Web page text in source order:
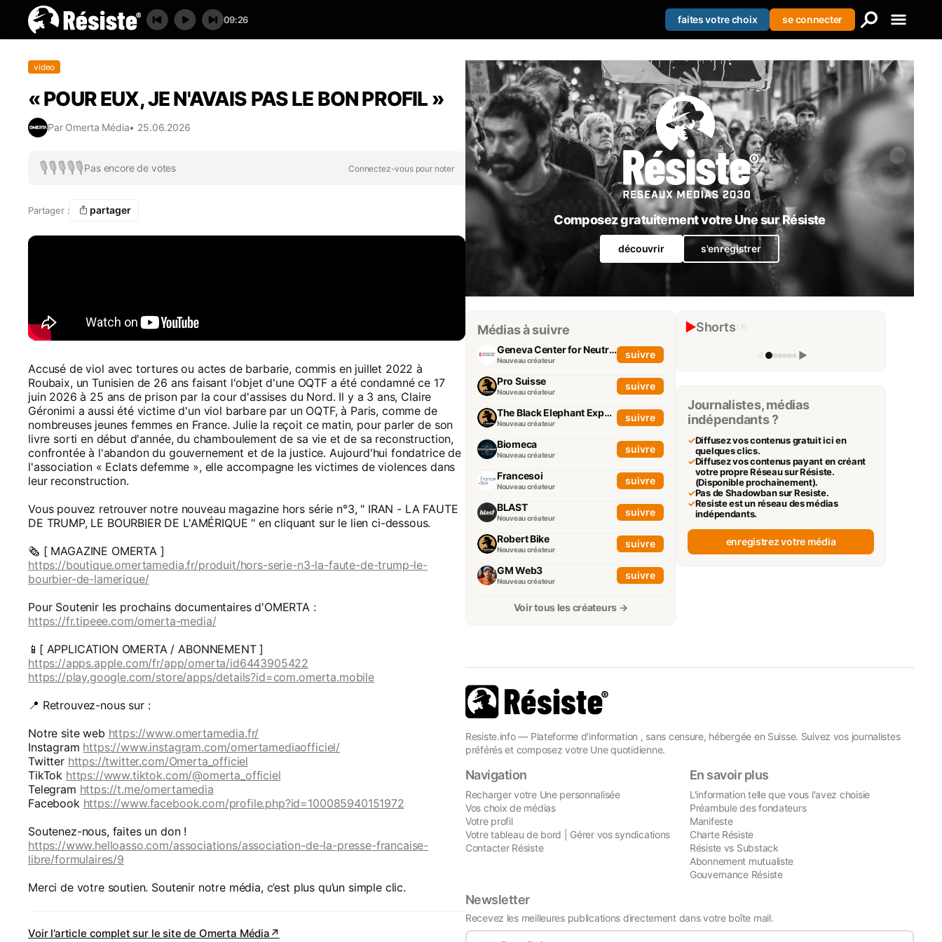
09:26 faites votre choix se connecter
Se connecter
S'enregistrer
video
« POUR EUX, JE N'AVAIS PAS LE BON PROFIL »
Par Omerta Média• 25.06.2026
🎙️🎙️🎙️🎙️🎙️Pas encore de votes Connectez-vous pour noter
Partager : partager
Accusé de viol avec tortures ou actes de barbarie, commis en juillet 2022 à
Roubaix, un Tunisien de 26 ans faisant l'objet d'une OQTF a été condamné ce 17
juin 2026 à 25 ans de prison par la cour d'assises du Nord. Il y a 3 ans, Claire
Géronimi a aussi été victime d'un viol barbare par un OQTF, à Paris, comme de
nombreuses jeunes femmes en France. Julie la reçoit ce matin, pour parler de son
livre sorti en début d'année, du chamboulement de sa vie et de sa reconstruction,
confrontée à l'abandon du gouvernement et de la justice. Aujourd'hui fondatrice de
l'association « Eclats defemme », elle accompagne les victimes de violences dans
leur reconstruction.
Vous pouvez retrouver notre nouveau magazine hors série n°3, " IRAN - LA FAUTE
DE TRUMP, LE BOURBIER DE L'AMÉRIQUE " en cliquant sur le lien ci-dessous.
🗞️ [ MAGAZINE OMERTA ]
https://boutique.omertamedia.fr/produit/hors-serie-n3-la-faute-de-trump-le-
bourbier-de-lamerique/
Pour Soutenir les prochains documentaires d'OMERTA :
https://fr.tipeee.com/omerta-media/
📱[ APPLICATION OMERTA / ABONNEMENT ]
https://apps.apple.com/fr/app/omerta/id6443905422
https://play.google.com/store/apps/details?id=com.omerta.mobile
📍 Retrouvez-nous sur :
Notre site web https://www.omertamedia.fr/
Instagram https://www.instagram.com/omertamediaofficiel/
Twitter https://twitter.com/Omerta_officiel
TikTok https://www.tiktok.com/@omerta_officiel
Telegram https://t.me/omertamedia
Facebook https://www.facebook.com/profile.php?id=100085940151972
Soutenez-nous, faites un don !
https://www.helloasso.com/associations/association-de-la-presse-francaise-
libre/formulaires/9
Merci de votre soutien. Soutenir notre média, c’est plus qu’un simple clic.
Voir l’article complet sur le site de Omerta Média ↗
Composez gratuitement votre Une sur Résiste
découvrir s'enregistrer
Médias à suivre
Geneva Center for Neutrality
Nouveau créateur
suivre
Pro Suisse
Nouveau créateur
suivre
The Black Elephant Experience
Nouveau créateur
suivre
Biomeca
Nouveau créateur
suivre
Francesoi
Nouveau créateur
suivre
BLAST
Nouveau créateur
suivre
Robert Bike
Nouveau créateur
suivre
GM Web3
Nouveau créateur
suivre
Voir tous les créateurs →
▶Shorts 1 /6
L'impertinent
▶
Journalistes, médias
indépendants ?
✓Diffusez vos contenus gratuit ici en
quelques clics.
✓Diffusez vos contenus payant en créant
votre propre Réseau sur Résiste.
(Disponible prochainement).
✓Pas de Shadowban sur Resiste.
✓Resiste est un réseau des médias
indépendants.
enregistrez votre média
Resiste.info — Plateforme d'information , sans censure, hébergée en Suisse. Suivez vos journalistes
préférés et composez votre Une quotidienne.
Navigation
Recharger votre Une personnalisée
Vos choix de médias
Votre profil
Votre tableau de bord | Gérer vos syndications
Contacter Résiste
En savoir plus
L'information telle que vous l'avez choisie
Préambule des fondateurs
Manifeste
Charte Résiste
Résiste vs Substack
Abonnement mutualiste
Gouvernance Résiste
Newsletter
Recevez les meilleures publications directement dans votre boîte mail.